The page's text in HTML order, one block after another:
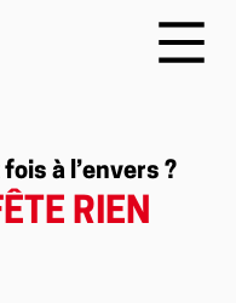
à l’envers ?
RIEN